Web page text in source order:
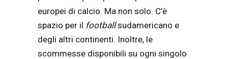
europei di calcio. Ma non solo. C’è
spazio per il footballsudamericano e
degli altri continenti. Inoltre, le
scommesse disponibili su ogni singolo